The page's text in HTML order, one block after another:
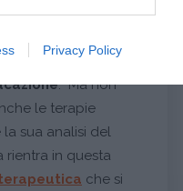
Privacy Policy
, laterapia
. Ma non
le terapie
la sua analisi del
rientra in questa
che si